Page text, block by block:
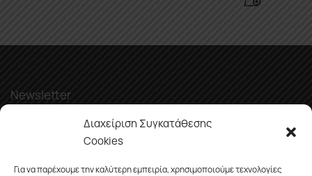
Διαχείριση Συγκατάθεσης
Cookies
Για να παρέχουμε την καλύτερη εμπειρία, χρησιμοποιούμε τεχνολογίες
Newsletter